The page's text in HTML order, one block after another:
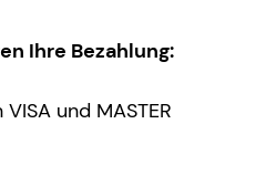
Ihre Bezahlung:
und MASTER